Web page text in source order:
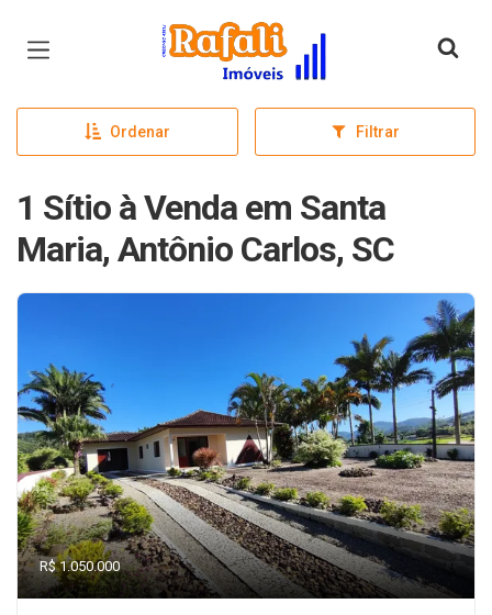
Página inicial
Ordenar Filtrar
1 Sítio à Venda em Santa
Maria, Antônio Carlos, SC
R$ 1.050.000